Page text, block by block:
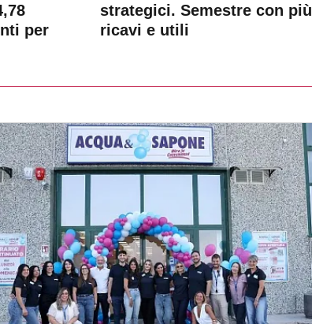
per
strategici. Semestre con più
ricavi e utili